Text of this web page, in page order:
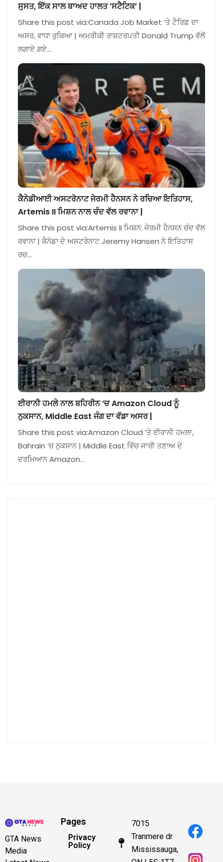
ਸੁਸਤ, ਇੱਕ ਸਾਲ ਬਾਅਦ ਹਾਲਤ ‘ਸਟੈਟਿਕ’ |
Share this post via:Canada Job Market ‘ਤੇ ਟੈਰਿਫ਼ ਦਾ
ਅਸਰ, ਵਾਧਾ ਰੁਕਿਆ | ਅਮਰੀਕੀ ਰਾਸ਼ਟਰਪਤੀ Donald Trump ਵੱਲੋਂ
ਲਗਾਏ ਗਏ…
ਕੈਨੇਡੀਆਈ ਅਸਟਰੋਨਾਟ ਜੇਰਮੀ ਹੈਨਸਨ ਨੇ ਰਚਿਆ ਇਤਿਹਾਸ,
Artemis II ਮਿਸ਼ਨ ਨਾਲ ਚੰਦ ਵੱਲ ਰਵਾਨਾ |
Share this post via:Artemis II ਮਿਸ਼ਨ: ਜੇਰਮੀ ਹੈਨਸਨ ਚੰਦ ਵੱਲ
ਰਵਾਨਾ | ਕੈਨੇਡਾ ਦੇ ਅਸਟਰੋਨਾਟ Jeremy Hansen ਨੇ ਇਤਿਹਾਸ
ਰਚ…
ਈਰਾਨੀ ਹਮਲੇ ਨਾਲ ਬਹਿਰੀਨ ‘ਚ Amazon Cloud ਨੂੰ
ਨੁਕਸਾਨ, Middle East ਜੰਗ ਦਾ ਵੱਡਾ ਅਸਰ |
Share this post via:Amazon Cloud ‘ਤੇ ਈਰਾਨੀ ਹਮਲਾ,
Bahrain ‘ਚ ਨੁਕਸਾਨ | Middle East ਵਿੱਚ ਜਾਰੀ ਤਣਾਅ ਦੇ
ਦਰਮਿਆਨ Amazon…
GTA News
Media
Pages
Privacy
Policy
7015
Tranmere dr
Mississauga,